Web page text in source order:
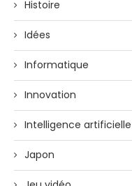
Histoire
Idées
Informatique
Innovation
Intelligence artificielle
Japon